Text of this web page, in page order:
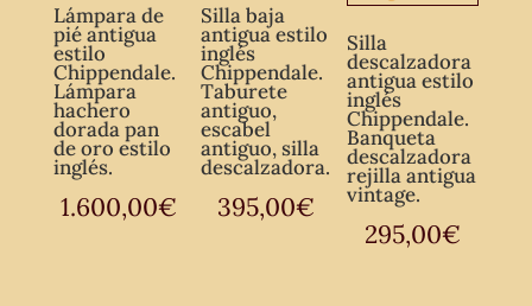
Lámpara de
pié antigua
estilo
Chippendale.
Lámpara
hachero
dorada pan
de oro estilo
inglés.
1.600,00€
Silla baja
antigua estilo
inglés
Chippendale.
Taburete
antiguo,
escabel
antiguo, silla
descalzadora.
395,00€
Silla
descalzadora
antigua estilo
inglés
Chippendale.
Banqueta
descalzadora
rejilla antigua
vintage.
295,00€